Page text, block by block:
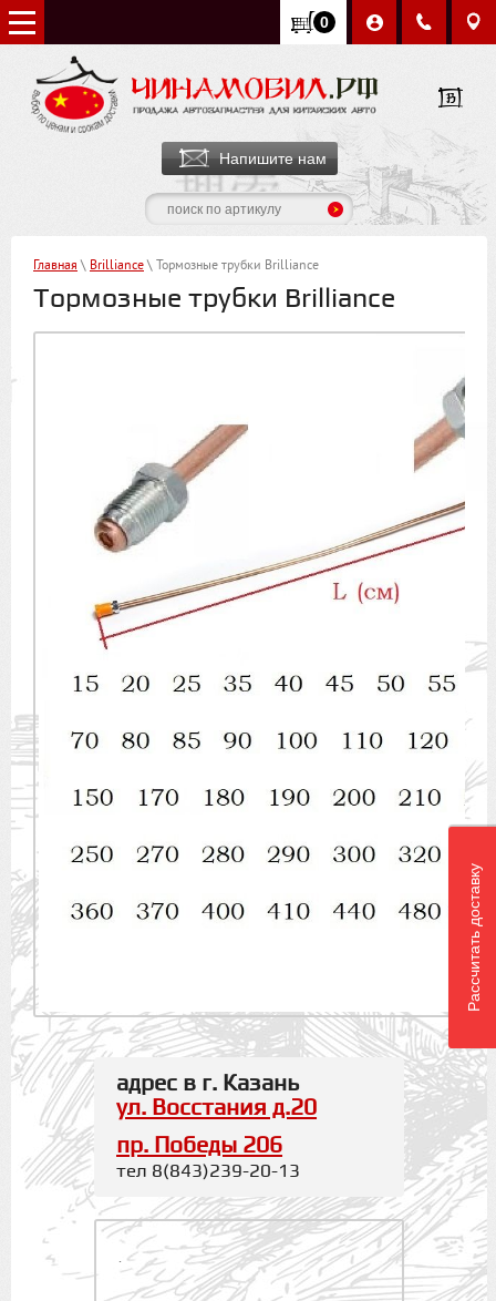
0
Напишите нам
Главная \ Brilliance \ Тормозные трубки Brilliance
Тормозные трубки Brilliance
адрес в г. Казань
ул. Восстания д.20
пр. Победы 206
тел 8(843)239-20-13
.
Рассчитать доставку